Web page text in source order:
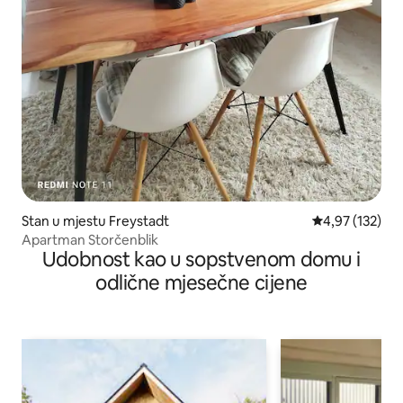
Stan u mjestu Freystadt prosječna
4,97 (132)
Apartman Storčenblik
Udobnost kao u sopstvenom domu i
odlične mjesečne cijene